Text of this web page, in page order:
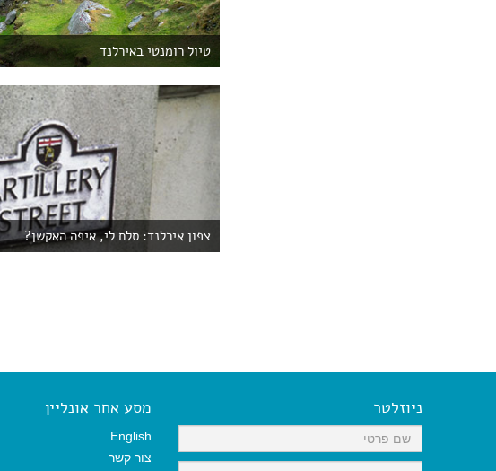
טיול רומנטי באירלנד
צפון אירלנד: סלח לי, איפה האקשן?
ניוזלטר מסע אחר אונליין
English
צור קשר